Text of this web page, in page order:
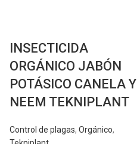
INSECTICIDA
ORGÁNICO JABÓN
POTÁSICO CANELA Y
NEEM TEKNIPLANT
Control de plagas, Orgánico,